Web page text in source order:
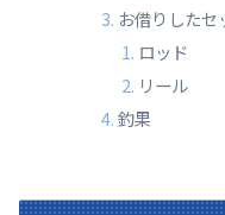
お借りしたセ
ロッド
リール
釣果